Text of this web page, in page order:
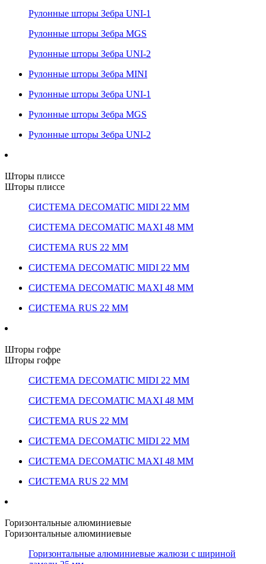
Рулонные шторы Зебра UNI-1
Рулонные шторы Зебра MGS
Рулонные шторы Зебра UNI-2
Рулонные шторы Зебра MINI
Рулонные шторы Зебра UNI-1
Рулонные шторы Зебра MGS
Рулонные шторы Зебра UNI-2
Шторы плиссе
Шторы плиссе
СИСТЕМА DECOMATIC MIDI 22 ММ
СИСТЕМА DECOMATIC MAXI 48 ММ
СИСТЕМА RUS 22 ММ
СИСТЕМА DECOMATIC MIDI 22 ММ
СИСТЕМА DECOMATIC MAXI 48 ММ
СИСТЕМА RUS 22 ММ
Шторы гофре
Шторы гофре
СИСТЕМА DECOMATIC MIDI 22 ММ
СИСТЕМА DECOMATIC MAXI 48 ММ
СИСТЕМА RUS 22 ММ
СИСТЕМА DECOMATIC MIDI 22 ММ
СИСТЕМА DECOMATIC MAXI 48 ММ
СИСТЕМА RUS 22 ММ
Горизонтальные алюминиевые
Горизонтальные алюминиевые
Горизонтальные алюминиевые жалюзи с шириной